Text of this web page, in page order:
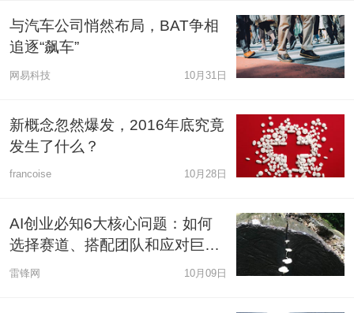
与汽车公司悄然布局，BAT争相
追逐“飙车”
网易科技 10月31日
新概念忽然爆发，2016年底究竟
发生了什么？
francoise 10月28日
AI创业必知6大核心问题：如何
选择赛道、搭配团队和应对巨头
挑战
雷锋网 10月09日